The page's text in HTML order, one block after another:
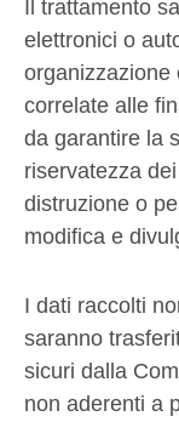
Il trattamento
elettronici o
organizzazione
correlate alle
da garantire la
riservatezza
distruzione o
modifica e
I dati raccolti
saranno
sicuri dalla
non aderenti a